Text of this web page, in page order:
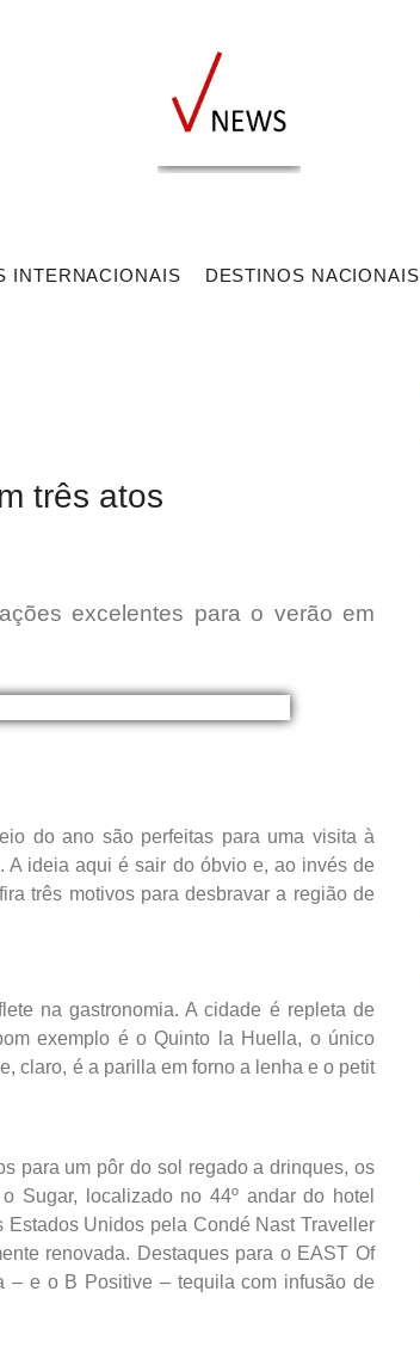
INTERNACIONAIS DESTINOS NACIONAIS
três atos
excelentes para o verão em
do ano são perfeitas para uma visita à
ideia aqui é sair do óbvio e, ao invés de
três motivos para desbravar a região de
na gastronomia. A cidade é repleta de
exemplo é o Quinto la Huella, o único
claro, é a parilla em forno a lenha e o petit
para um pôr do sol regado a drinques, os
Sugar, localizado no 44º andar do hotel
Unidos pela Condé Nast Traveller
renovada. Destaques para o EAST Of
– e o B Positive – tequila com infusão de